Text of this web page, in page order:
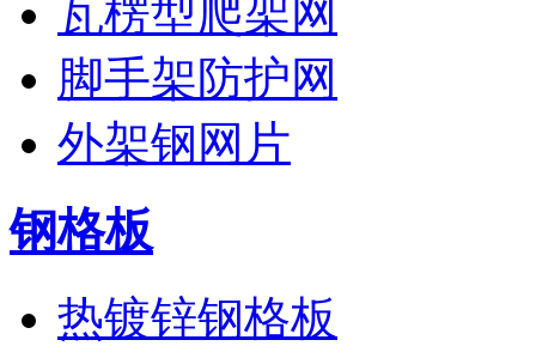
瓦楞型爬架网
脚手架防护网
外架钢网片
钢格板
热镀锌钢格板